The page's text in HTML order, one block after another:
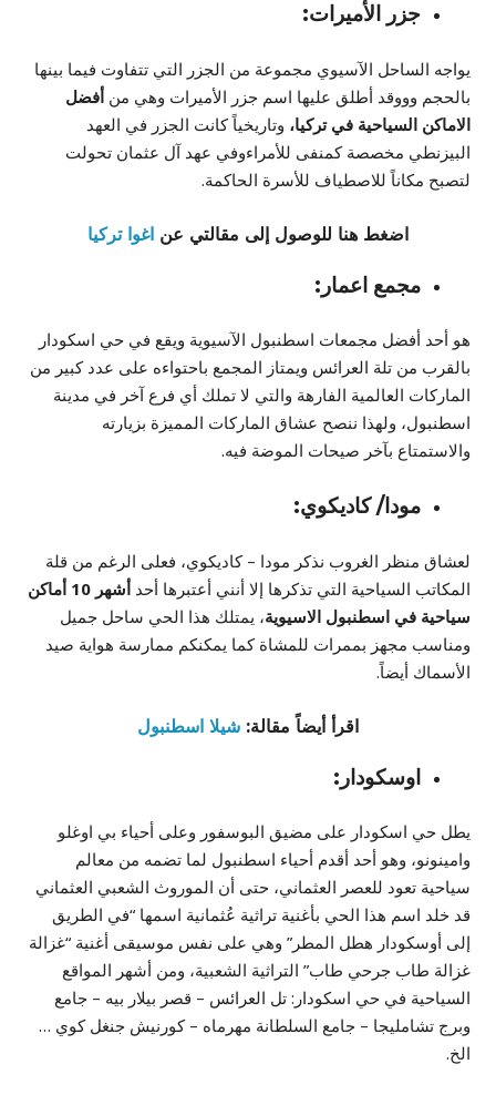
جزر الأميرات:
يواجه الساحل الآسيوي مجموعة من الجزر التي تتفاوت فيما بينها
بالحجم وووقد أطلق عليها اسم جزر الأميرات وهي منأفضل
الاماكن السياحية في تركيا، وتاريخياً كانت الجزر في العهد
البيزنطي مخصصة كمنفى للأمراءوفي عهد آل عثمان تحولت
لتصبح مكاناً للاصطياف للأسرة الحاكمة.
اضغط هنا للوصول إلى مقالتي عن اغوا تركيا
مجمع اعمار:
هو أحد أفضل مجمعات اسطنبول الآسيوية ويقع في حي اسكودار
بالقرب من تلة العرائس ويمتاز المجمع باحتواءه على عدد كبير من
الماركات العالمية الفارهة والتي لا تملك أي فرع آخر في مدينة
اسطنبول، ولهذا ننصح عشاق الماركات المميزة بزيارته
والاستمتاع بآخر صيحات الموضة فيه.
مودا/ كاديكوي:
لعشاق منظر الغروب نذكر مودا – كاديكوي، فعلى الرغم من قلة
المكاتب السياحية التي تذكرها إلا أنني أعتبرها أحد
أشهر 10 أماكن
سياحية في اسطنبول الاسيوية، يمتلك هذا الحي ساحل جميل
ومناسب مجهز بممرات للمشاة كما يمكنكم ممارسة هواية صيد
الأسماك أيضاً.
اقرأ أيضاً مقالة: شيلا اسطنبول
اوسكودار:
يطل حي اسكودار على مضيق البوسفور وعلى أحياء بي اوغلو
وامينونو، وهو أحد أقدم أحياء اسطنبول لما تضمه من معالم
سياحية تعود للعصر العثماني، حتى أن الموروث الشعبي العثماني
قد خلد اسم هذا الحي بأغنية تراثية عُثمانية اسمها “في الطريق
إلى أوسكودار هطل المطر” وهي على نفس موسيقى أغنية “غزالة
غزالة طاب جرحي طاب” التراثية الشعبية، ومن أشهر المواقع
السياحية في حي اسكودار: تل العرائس – قصر بيلار بيه – جامع
وبرج تشامليجا – جامع السلطانة مهرماه – كورنيش جنغل كوي …
الخ.